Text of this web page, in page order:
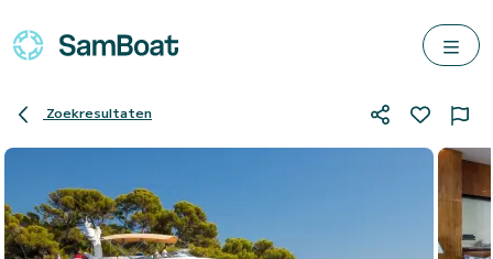
Zoekresultaten